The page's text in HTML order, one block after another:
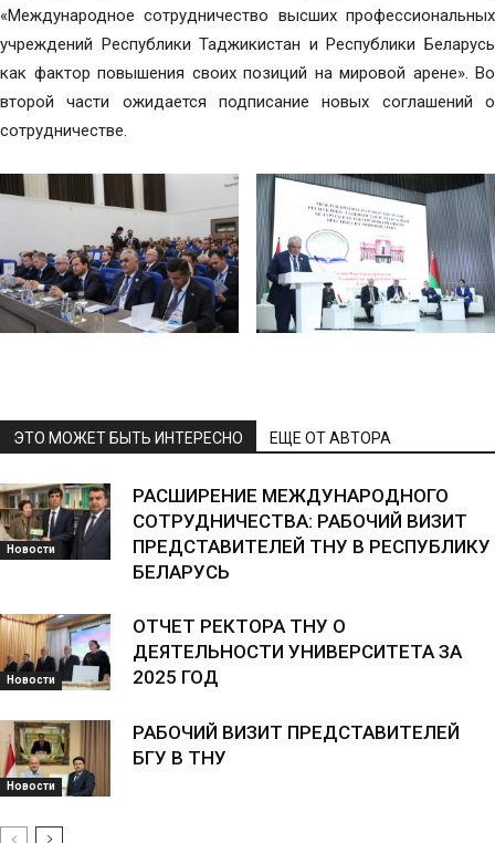
«Международное сотрудничество высших профессиональных
учреждений Республики Таджикистан и Республики Беларусь
как фактор повышения своих позиций на мировой арене». Во
второй части ожидается подписание новых соглашений о
сотрудничестве.
ЭТО МОЖЕТ БЫТЬ ИНТЕРЕСНО ЕЩЕ ОТ АВТОРА
Новости
РАСШИРЕНИЕ МЕЖДУНАРОДНОГО
СОТРУДНИЧЕСТВА: РАБОЧИЙ ВИЗИТ
ПРЕДСТАВИТЕЛЕЙ ТНУ В РЕСПУБЛИКУ
БЕЛАРУСЬ
Новости
ОТЧЕТ РЕКТОРА ТНУ О
ДЕЯТЕЛЬНОСТИ УНИВЕРСИТЕТА ЗА
2025 ГОД
Новости
РАБОЧИЙ ВИЗИТ ПРЕДСТАВИТЕЛЕЙ
БГУ В ТНУ